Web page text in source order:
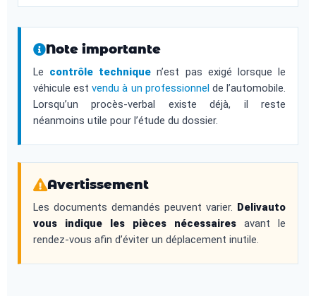
Note importante
Le contrôle technique n’est pas exigé lorsque le
véhicule estvendu à un professionnel de l’automobile.
Lorsqu’un procès-verbal existe déjà, il reste
néanmoins utile pour l’étude du dossier.
Avertissement
Les documents demandés peuvent varier. Delivauto
vous indique les pièces nécessaires avant le
rendez-vous afin d’éviter un déplacement inutile.